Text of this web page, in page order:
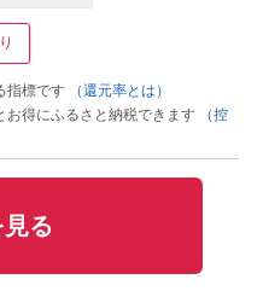
指標です
（還元率とは）
得にふるさと納税できます
（控
る